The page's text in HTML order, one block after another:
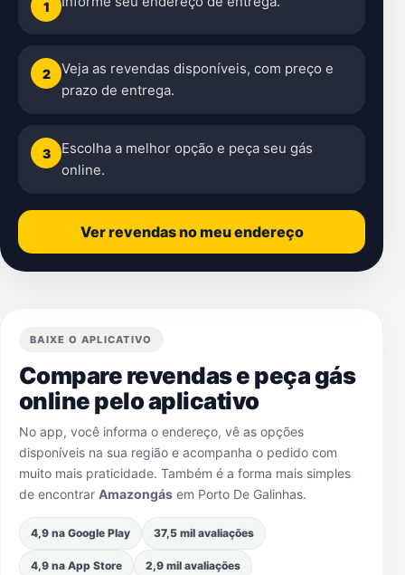
1
2
Veja as revendas disponíveis, com preço e
prazo de entrega.
3
Escolha a melhor opção e peça seu gás
online.
Ver revendas no meu endereço
BAIXE O APLICATIVO
Compare revendas e peça gás
online pelo aplicativo
No app, você informa o endereço, vê as opções
disponíveis na sua região e acompanha o pedido com
muito mais praticidade. Também é a forma mais simples
de encontrar Amazongás em Porto De Galinhas.
4,9 na Google Play 37,5 mil avaliações
4,9 na App Store 2,9 mil avaliações